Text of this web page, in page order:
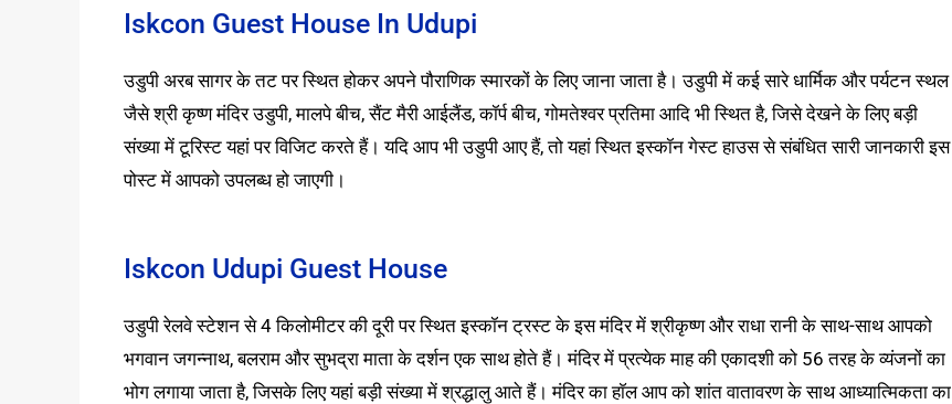
Iskcon Guest House In Udupi
उडुपी अरब सागर के तट पर स्थित होकर अपने पौराणिक स्मारकों के लिए जाना जाता है। उडुपी में कई सारे धार्मिक और पर्यटन स्थल
जैसे श्री कृष्ण मंदिर उडुपी, मालपे बीच, सैंट मैरी आईलैंड, कॉर्प बीच, गोमतेश्वर प्रतिमा आदि भी स्थित है, जिसे देखने के लिए बड़ी
संख्या में टूरिस्ट यहां पर विजिट करते हैं। यदि आप भी उडुपी आए हैं, तो यहां स्थित इस्कॉन गेस्ट हाउस से संबंधित सारी जानकारी इस
पोस्ट में आपको उपलब्ध हो जाएगी।
Iskcon Udupi Guest House
उडुपी रेलवे स्टेशन से 4 किलोमीटर की दूरी पर स्थित इस्कॉन ट्रस्ट के इस मंदिर में श्रीकृष्ण और राधा रानी के साथ-साथ आपको
भगवान जगन्नाथ, बलराम और सुभद्रा माता के दर्शन एक साथ होते हैं। मंदिर में प्रत्येक माह की एकादशी को 56 तरह के व्यंजनों का
भोग लगाया जाता है, जिसके लिए यहां बड़ी संख्या में श्रद्धालु आते हैं। मंदिर का हाॅल आप को शांत वातावरण के साथ आध्यात्मिकता का